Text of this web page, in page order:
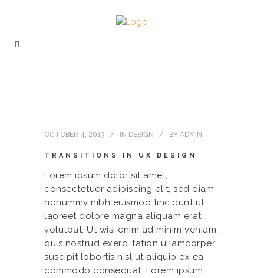
OCTOBER 4, 2013 IN DESIGN BY ADMIN
TRANSITIONS IN UX DESIGN
Lorem ipsum dolor sit amet,
consectetuer adipiscing elit, sed diam
nonummy nibh euismod tincidunt ut
laoreet dolore magna aliquam erat
volutpat. Ut wisi enim ad minim veniam,
quis nostrud exerci tation ullamcorper
suscipit lobortis nisl ut aliquip ex ea
commodo consequat. Lorem ipsum